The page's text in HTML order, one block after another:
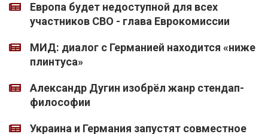
Европа будет недоступной для всех
участников СВО - глава Еврокомиссии
МИД: диалог с Германией находится «ниже
плинтуса»
Александр Дугин изобрёл жанр стендап-
философии
Украина и Германия запустят совместное